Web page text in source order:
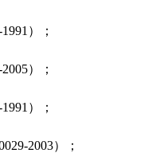
）；
）；
）；
2003）；